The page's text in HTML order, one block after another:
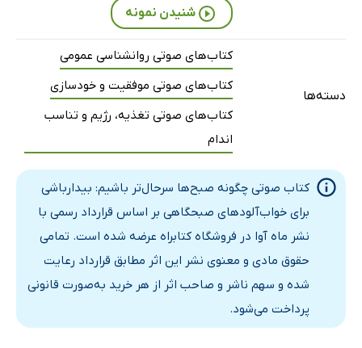
شنیدن نمونه
دسته‌ها
کتاب‌های صوتی روانشناسی عمومی
کتاب‌های صوتی موفقیت و خودسازی
کتاب‌های صوتی تغذیه، رژیم و تناسب
اندام
کتاب صوتی چگونه صبح‌ها سرحال‌تر باشیم: بیدارباشی
برای خواب‌آلودهای صبحگاهی بر اساس قرارداد رسمی با
نشر ماه آوا در فروشگاه کتابراه عرضه شده است. تمامی
حقوق مادی و معنوی نشر این اثر مطابق قرارداد رعایت
شده و سهم ناشر و صاحب اثر از هر خرید به‌صورت قانونی
پرداخت می‌شود.